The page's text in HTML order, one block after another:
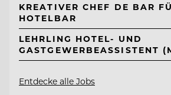
KREATIVER CHEF DE BAR
HOTELBAR
LEHRLING HOTEL- UND
GASTGEWERBEASSISTENT
Entdecke alle Jobs